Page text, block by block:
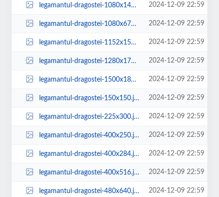
legamantul-dragostei-1080x1440.jpg 2024-12-09 22:59
legamantul-dragostei-1080x675.jpg 2024-12-09 22:59
legamantul-dragostei-1152x1536.jpg 2024-12-09 22:59
legamantul-dragostei-1280x1707.jpg 2024-12-09 22:59
legamantul-dragostei-1500x1800.jpg 2024-12-09 22:59
legamantul-dragostei-150x150.jpg 2024-12-09 22:59
legamantul-dragostei-225x300.jpg 2024-12-09 22:59
legamantul-dragostei-400x250.jpg 2024-12-09 22:59
legamantul-dragostei-400x284.jpg 2024-12-09 22:59
legamantul-dragostei-400x516.jpg 2024-12-09 22:59
legamantul-dragostei-480x640.jpg 2024-12-09 22:59